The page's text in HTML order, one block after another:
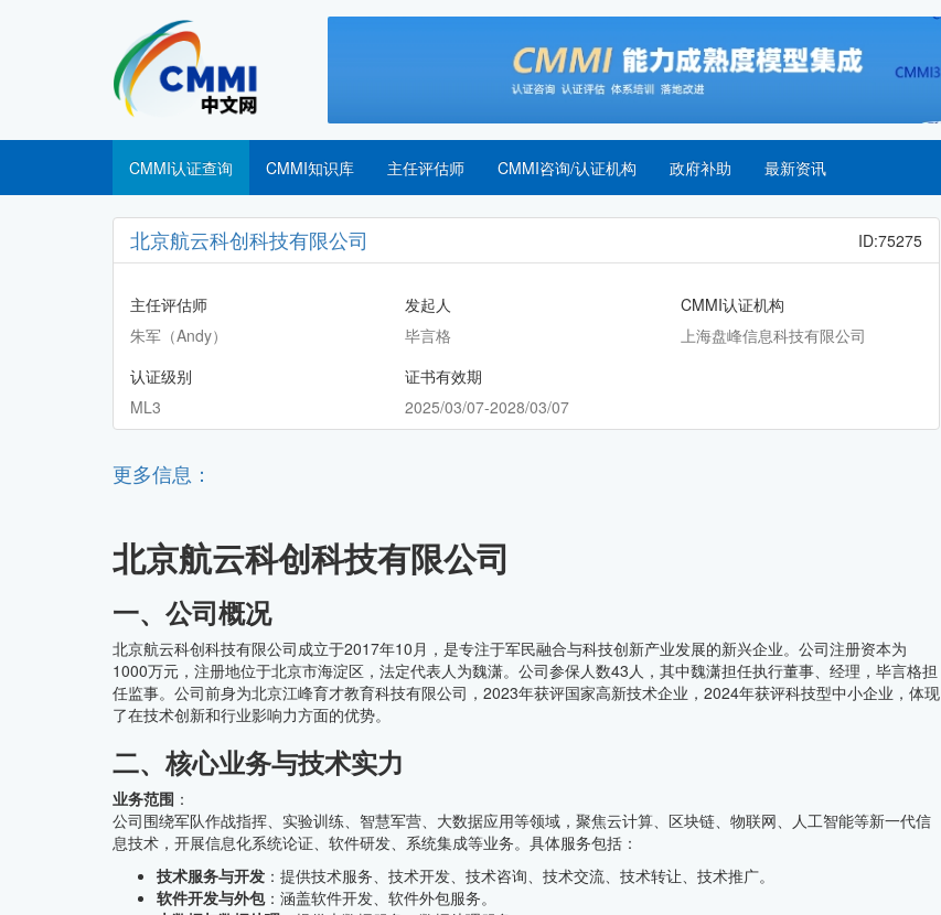
CMMI中文网
CMMI认证查询 CMMI知识库 主任评估师 CMMI咨询/认证机构 政府补助 最新资讯
北京航云科创科技有限公司 ID:75275
主任评估师
朱军（Andy）
发起人
毕言格
CMMI认证机构
上海盘峰信息科技有限公司
认证级别
ML3
证书有效期
2025/03/07-2028/03/07
更多信息：
北京航云科创科技有限公司
一、公司概况
北京航云科创科技有限公司成立于2017年10月，是专注于军民融合与科技创新产业发展的新兴企业。公司注册资本为
1000万元，注册地位于北京市海淀区，法定代表人为魏潇。公司参保人数43人，其中魏潇担任执行董事、经理，毕言格担
任监事。公司前身为北京江峰育才教育科技有限公司，2023年获评国家高新技术企业，2024年获评科技型中小企业，体现
了在技术创新和行业影响力方面的优势。
二、核心业务与技术实力
业务范围 ：
公司围绕军队作战指挥、实验训练、智慧军营、大数据应用等领域，聚焦云计算、区块链、物联网、人工智能等新一代信
息技术，开展信息化系统论证、软件研发、系统集成等业务。具体服务包括：
技术服务与开发 ：提供技术服务、技术开发、技术咨询、技术交流、技术转让、技术推广。
软件开发与外包：涵盖软件开发、软件外包服务。